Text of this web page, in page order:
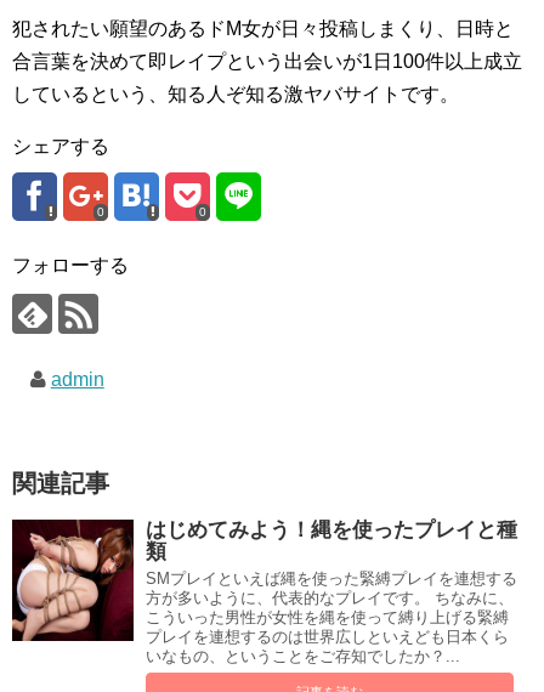
犯されたい願望のあるドM女が日々投稿しまくり、日時と
合言葉を決めて即レイプという出会いが1日100件以上成立
しているという、知る人ぞ知る激ヤバサイトです。
シェアする
0 0
フォローする
admin
関連記事
はじめてみよう！縄を使ったプレイと種
類
SMプレイといえば縄を使った緊縛プレイを連想する
方が多いように、代表的なプレイです。 ちなみに、
こういった男性が女性を縄を使って縛り上げる緊縛
プレイを連想するのは世界広しといえども日本くら
いなもの、ということをご存知でしたか？...